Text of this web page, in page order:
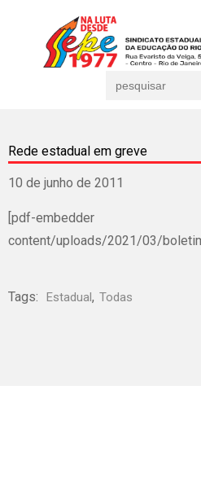
for:
Rede estadual em greve
10 de junho de 2011
[pdf-
content/uploads/2021/03/
Tags: Estadual, Todas